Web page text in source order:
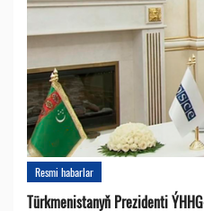
Resmi habarlar
Türkmenistanyň Prezidenti